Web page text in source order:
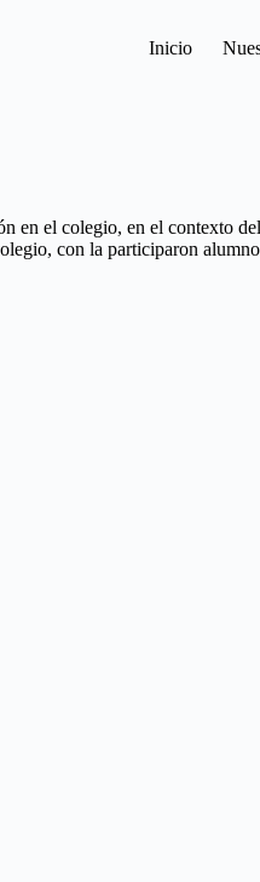
Inicio
en el colegio, en el contexto
con la participaron